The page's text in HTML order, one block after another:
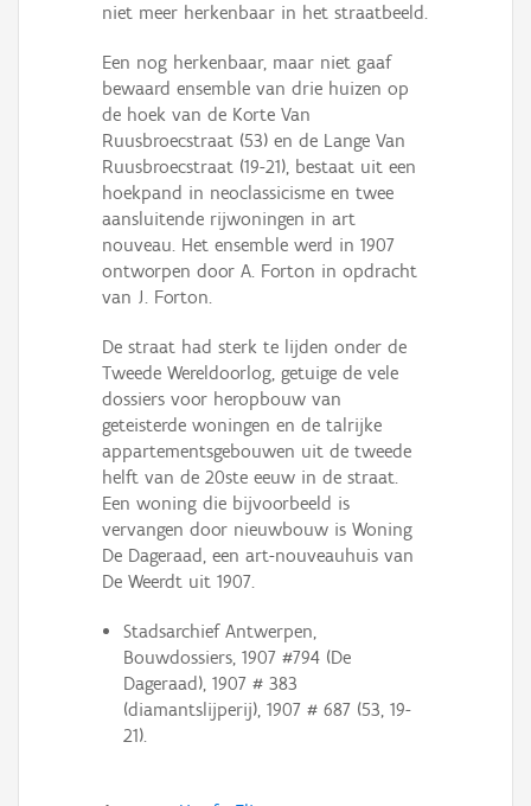
niet meer herkenbaar in het straatbeeld.
Een nog herkenbaar, maar niet gaaf
bewaard ensemble van drie huizen op
de hoek van de Korte Van
Ruusbroecstraat (53) en de Lange Van
Ruusbroecstraat (19-21), bestaat uit een
hoekpand in neoclassicisme en twee
aansluitende rijwoningen in art
nouveau. Het ensemble werd in 1907
ontworpen door A. Forton in opdracht
van J. Forton.
De straat had sterk te lijden onder de
Tweede Wereldoorlog, getuige de vele
dossiers voor heropbouw van
geteisterde woningen en de talrijke
appartementsgebouwen uit de tweede
helft van de 20ste eeuw in de straat.
Een woning die bijvoorbeeld is
vervangen door nieuwbouw is Woning
De Dageraad, een art-nouveauhuis van
De Weerdt uit 1907.
Stadsarchief Antwerpen,
Bouwdossiers, 1907 #794 (De
Dageraad), 1907 # 383
(diamantslijperij), 1907 # 687 (53, 19-
21).